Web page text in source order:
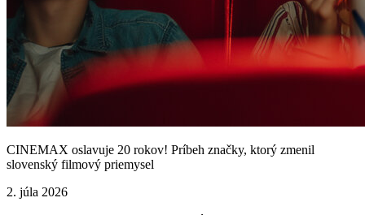
CINEMAX oslavuje 20 rokov! Príbeh značky, ktorý zmenil
slovenský filmový priemysel
2. júla 2026